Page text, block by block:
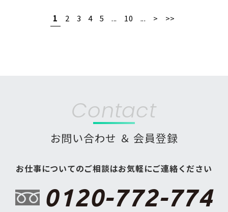
1 2 3 4 5 ... 10 ... > >>
Contact
お問い合わせ ＆ 会員登録
お仕事についてのご相談はお気軽にご連絡ください
0120-772-774